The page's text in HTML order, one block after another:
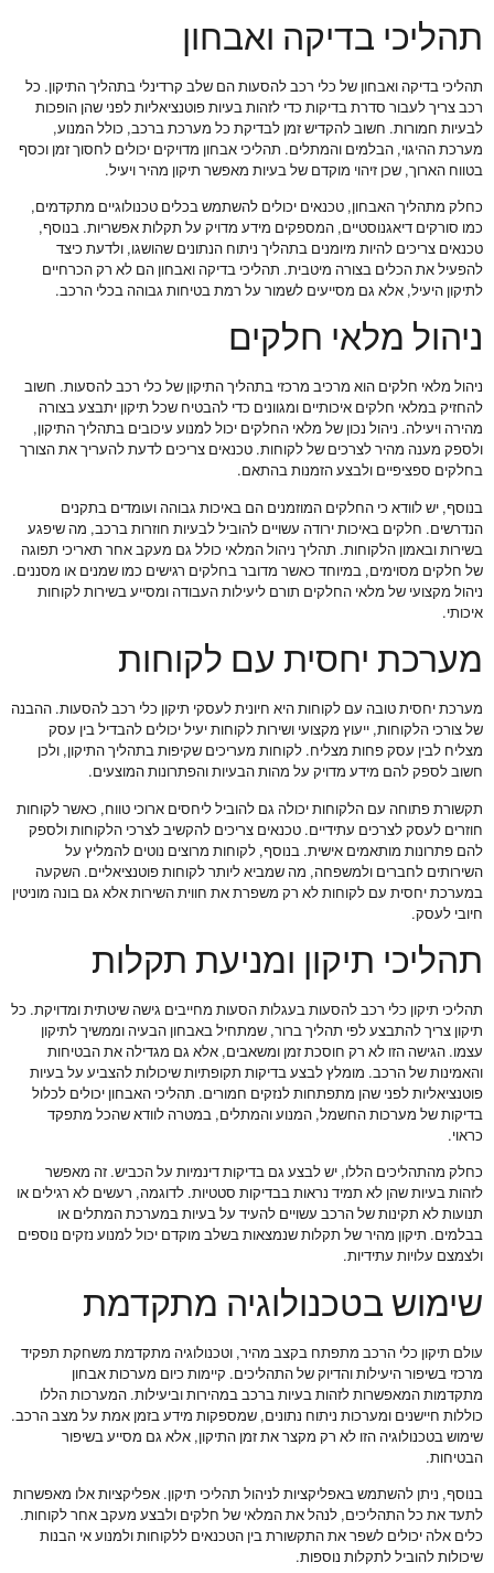
תהליכי בדיקה ואבחון
תהליכי בדיקה ואבחון של כלי רכב להסעות הם שלב קרדינלי בתהליך התיקון. כל
רכב צריך לעבור סדרת בדיקות כדי לזהות בעיות פוטנציאליות לפני שהן הופכות
לבעיות חמורות. חשוב להקדיש זמן לבדיקת כל מערכת ברכב, כולל המנוע,
מערכת ההיגוי, הבלמים והמתלים. תהליכי אבחון מדויקים יכולים לחסוך זמן וכסף
בטווח הארוך, שכן זיהוי מוקדם של בעיות מאפשר תיקון מהיר ויעיל.
כחלק מתהליך האבחון, טכנאים יכולים להשתמש בכלים טכנולוגיים מתקדמים,
כמו סורקים דיאגנוסטיים, המספקים מידע מדויק על תקלות אפשריות. בנוסף,
טכנאים צריכים להיות מיומנים בתהליך ניתוח הנתונים שהושגו, ולדעת כיצד
להפעיל את הכלים בצורה מיטבית. תהליכי בדיקה ואבחון הם לא רק הכרחיים
לתיקון היעיל, אלא גם מסייעים לשמור על רמת בטיחות גבוהה בכלי הרכב.
ניהול מלאי חלקים
ניהול מלאי חלקים הוא מרכיב מרכזי בתהליך התיקון של כלי רכב להסעות. חשוב
להחזיק במלאי חלקים איכותיים ומגוונים כדי להבטיח שכל תיקון יתבצע בצורה
מהירה ויעילה. ניהול נכון של מלאי החלקים יכול למנוע עיכובים בתהליך התיקון,
ולספק מענה מהיר לצרכים של לקוחות. טכנאים צריכים לדעת להעריך את הצורך
בחלקים ספציפיים ולבצע הזמנות בהתאם.
בנוסף, יש לוודא כי החלקים המוזמנים הם באיכות גבוהה ועומדים בתקנים
הנדרשים. חלקים באיכות ירודה עשויים להוביל לבעיות חוזרות ברכב, מה שיפגע
בשירות ובאמון הלקוחות. תהליך ניהול המלאי כולל גם מעקב אחר תאריכי תפוגה
של חלקים מסוימים, במיוחד כאשר מדובר בחלקים רגישים כמו שמנים או מסננים.
ניהול מקצועי של מלאי החלקים תורם ליעילות העבודה ומסייע בשירות לקוחות
איכותי.
מערכת יחסית עם לקוחות
מערכת יחסית טובה עם לקוחות היא חיונית לעסקי תיקון כלי רכב להסעות. ההבנה
של צורכי הלקוחות, ייעוץ מקצועי ושירות לקוחות יעיל יכולים להבדיל בין עסק
מצליח לבין עסק פחות מצליח. לקוחות מעריכים שקיפות בתהליך התיקון, ולכן
חשוב לספק להם מידע מדויק על מהות הבעיות והפתרונות המוצעים.
תקשורת פתוחה עם הלקוחות יכולה גם להוביל ליחסים ארוכי טווח, כאשר לקוחות
חוזרים לעסק לצרכים עתידיים. טכנאים צריכים להקשיב לצרכי הלקוחות ולספק
להם פתרונות מותאמים אישית. בנוסף, לקוחות מרוצים נוטים להמליץ על
השירותים לחברים ולמשפחה, מה שמביא ליותר לקוחות פוטנציאליים. השקעה
במערכת יחסית עם לקוחות לא רק משפרת את חווית השירות אלא גם בונה מוניטין
חיובי לעסק.
תהליכי תיקון ומניעת תקלות
תהליכי תיקון כלי רכב להסעות בעגלות הסעות מחייבים גישה שיטתית ומדויקת. כל
תיקון צריך להתבצע לפי תהליך ברור, שמתחיל באבחון הבעיה וממשיך לתיקון
עצמו. הגישה הזו לא רק חוסכת זמן ומשאבים, אלא גם מגדילה את הבטיחות
והאמינות של הרכב. מומלץ לבצע בדיקות תקופתיות שיכולות להצביע על בעיות
פוטנציאליות לפני שהן מתפתחות לנזקים חמורים. תהליכי האבחון יכולים לכלול
בדיקות של מערכות החשמל, המנוע והמתלים, במטרה לוודא שהכל מתפקד
כראוי.
כחלק מהתהליכים הללו, יש לבצע גם בדיקות דינמיות על הכביש. זה מאפשר
לזהות בעיות שהן לא תמיד נראות בבדיקות סטטיות. לדוגמה, רעשים לא רגילים או
תנועות לא תקינות של הרכב עשויים להעיד על בעיות במערכת המתלים או
בבלמים. תיקון מהיר של תקלות שנמצאות בשלב מוקדם יכול למנוע נזקים נוספים
ולצמצם עלויות עתידיות.
שימוש בטכנולוגיה מתקדמת
עולם תיקון כלי הרכב מתפתח בקצב מהיר, וטכנולוגיה מתקדמת משחקת תפקיד
מרכזי בשיפור היעילות והדיוק של התהליכים. קיימות כיום מערכות אבחון
מתקדמות המאפשרות לזהות בעיות ברכב במהירות וביעילות. המערכות הללו
כוללות חיישנים ומערכות ניתוח נתונים, שמספקות מידע בזמן אמת על מצב הרכב.
שימוש בטכנולוגיה הזו לא רק מקצר את זמן התיקון, אלא גם מסייע בשיפור
הבטיחות.
בנוסף, ניתן להשתמש באפליקציות לניהול תהליכי תיקון. אפליקציות אלו מאפשרות
לתעד את כל התהליכים, לנהל את המלאי של חלקים ולבצע מעקב אחר לקוחות.
כלים אלה יכולים לשפר את התקשורת בין הטכנאים ללקוחות ולמנוע אי הבנות
שיכולות להוביל לתקלות נוספות.